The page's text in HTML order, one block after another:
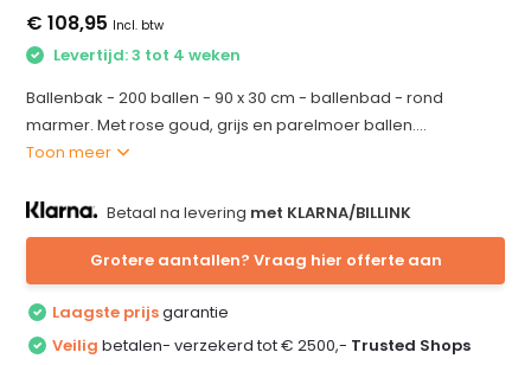
€ 108,95 Incl. btw
Levertijd: 3 tot 4 weken
Ballenbak - 200 ballen - 90 x 30 cm - ballenbad - rond
marmer. Met rose goud, grijs en parelmoer ballen....
Toon meer
Betaal na levering met KLARNA/BILLINK
Grotere aantallen? Vraag hier offerte aan
Laagste prijsgarantie
Veilig betalen- verzekerd tot € 2500,- Trusted Shops